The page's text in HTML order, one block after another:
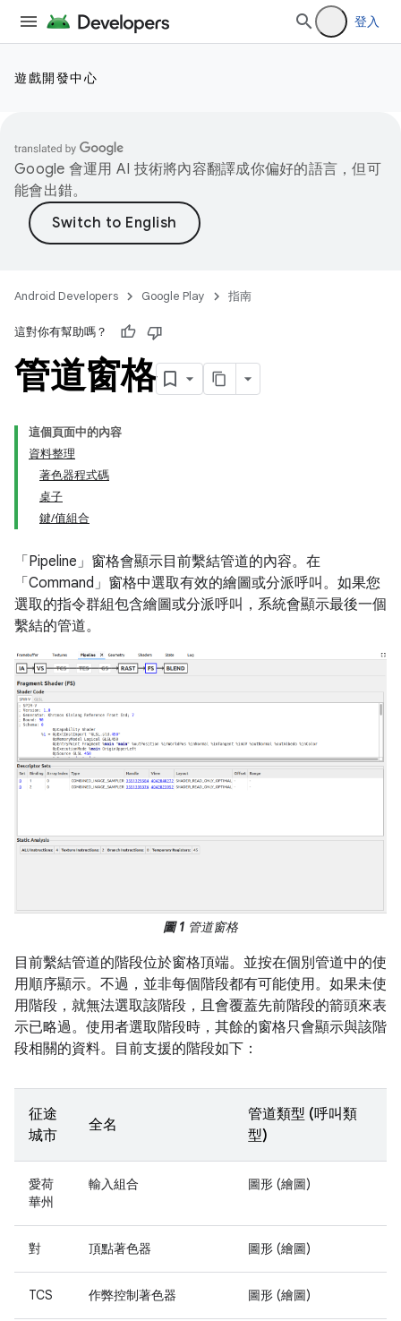
登入
遊戲開發中心
Google 會運用 AI 技術將內容翻譯成你偏好的語言，但可
能會出錯。
Android Developers Google Play 指南
這對你有幫助嗎？
管道窗格
這個頁面中的內容
資料整理
著色器程式碼
桌子
鍵/值組合
「Pipeline」 窗格會顯示目前繫結管道的內容。在
「Command」窗格中選取有效的繪圖或分派呼叫。 如果您
選取的指令群組包含繪圖或分派呼叫，系統會顯示最後一個
繫結的管道。
圖 1 管道窗格
目前繫結管道的階段位於窗格頂端。並按在個別管道中的使
用順序顯示。不過，並非每個階段都有可能使用。如果未使
用階段，就無法選取該階段，且會覆蓋先前階段的箭頭來表
示已略過。使用者選取階段時，其餘的窗格只會顯示與該階
段相關的資料。目前支援的階段如下：
征途
城市
全名
管道類型 (呼叫類
型)
愛荷
華州
輸入組合 圖形 (繪圖)
對 頂點著色器 圖形 (繪圖)
TCS 作弊控制著色器 圖形 (繪圖)